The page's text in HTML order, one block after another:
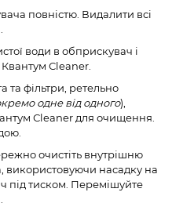
повністю. Видалити всі
води в обприскувач і
Квантум Сleaner.
та фільтри, ретельно
одне від одного),
Сleaner для очищення.
очистіть внутрішню
використовуючи насадку на
під тиском. Перемішуйте